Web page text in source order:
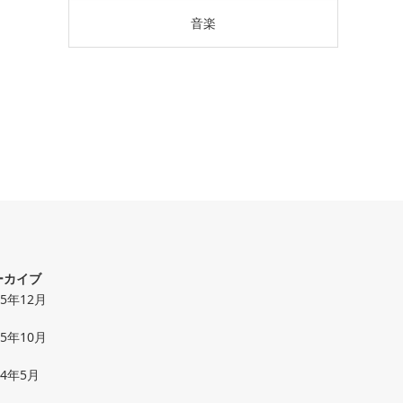
音楽
カイブ
年12月
年10月
年5月